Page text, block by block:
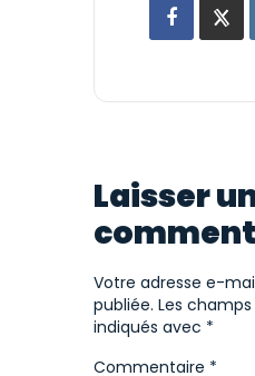
Laisser
Votre adresse e-
publiée. Les
indiqués avec *
Commentaire *